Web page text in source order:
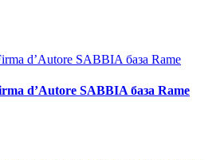
d’Autore SABBIA база Rame